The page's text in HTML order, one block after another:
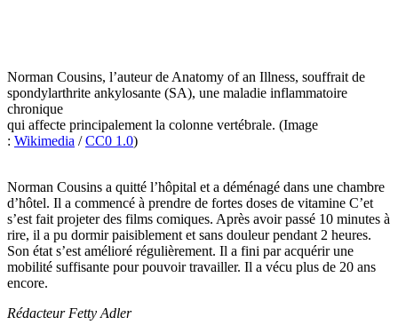
Norman Cousins, l’auteur de Anatomy of an Illness, souffrait de
spondylarthrite ankylosante (SA), une maladie inflammatoire
chronique
qui affecte principalement la colonne vertébrale. (Image
: Wikimedia /CC0 1.0)
Norman Cousins a quitté l’hôpital et a déménagé dans une chambre
d’hôtel. Il a commencé à prendre de fortes doses de vitamine C’et
s’est fait projeter des films comiques. Après avoir passé 10 minutes à
rire, il a pu dormir paisiblement et sans douleur pendant 2 heures.
Son état s’est amélioré régulièrement. Il a fini par acquérir une
mobilité suffisante pour pouvoir travailler. Il a vécu plus de 20 ans
encore.
Rédacteur Fetty Adler